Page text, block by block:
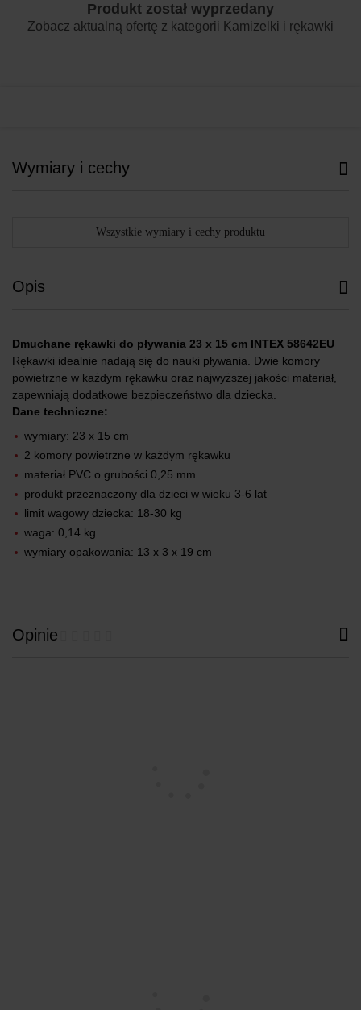
Produkt został wyprzedany
Zobacz aktualną ofertę z kategorii Kamizelki i rękawki
Wymiary i cechy
Wszystkie wymiary i cechy produktu
Opis
Dmuchane rękawki do pływania 23 x 15 cm INTEX 58642EU
Rękawki idealnie nadają się do nauki pływania. Dwie komory
powietrzne w każdym rękawku oraz najwyższej jakości materiał,
zapewniają dodatkowe bezpieczeństwo dla dziecka.
Dane techniczne:
wymiary: 23 x 15 cm
2 komory powietrzne w każdym rękawku
materiał PVC o grubości 0,25 mm
produkt przeznaczony dla dzieci w wieku 3-6 lat
limit wagowy dziecka: 18-30 kg
waga: 0,14 kg
wymiary opakowania: 13 x 3 x 19 cm
Opinie